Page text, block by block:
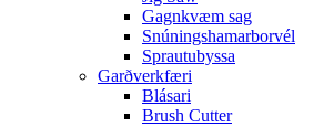
Gagnkvæm sag
Snúningshamarborvél
Sprautubyssa
Garðverkfæri
Blásari
Brush Cutter